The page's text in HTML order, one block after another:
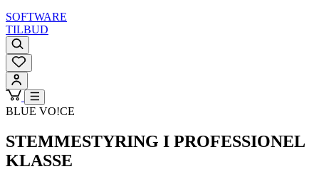
SOFTWARE
TILBUD
BLUE VO!CE
STEMMESTYRING I PROFESSIONEL
KLASSE